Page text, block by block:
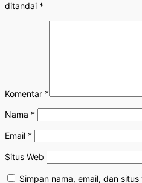
ditandai *
Komentar *
Nama *
Email *
Situs Web
Simpan nama, email, dan